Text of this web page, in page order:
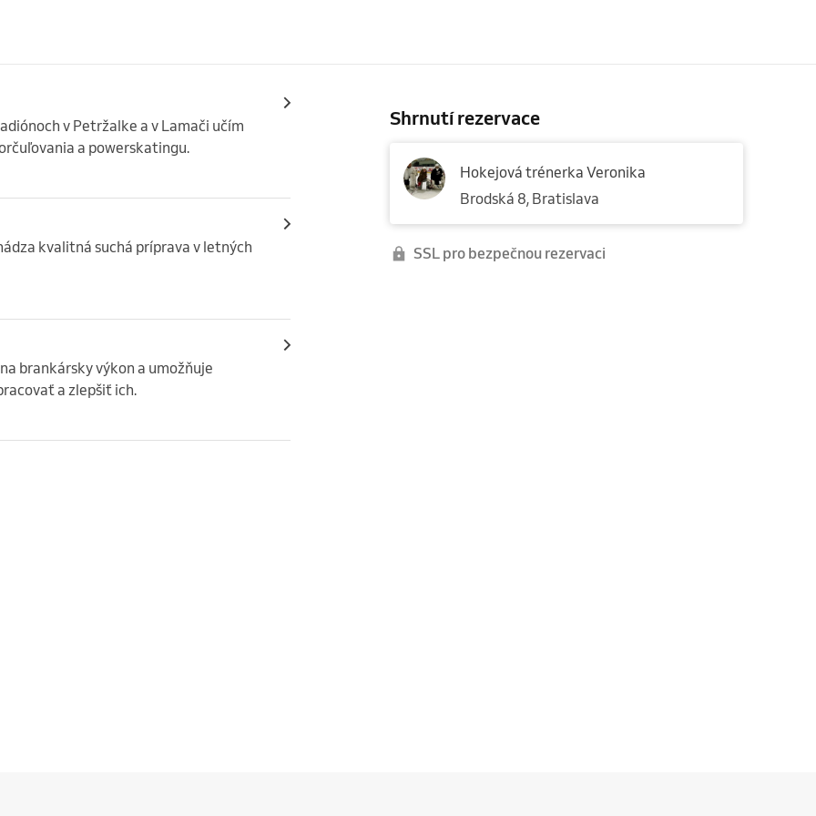
v Petržalke a v Lamači učím
a powerskatingu.
kvalitná suchá príprava v letných
brankársky výkon a umožňuje
a zlepšiť ich.
Shrnutí rezervace
Hokejová trénerka Veronika
Brodská 8, Bratislava
SSL pro bezpečnou rezervaci